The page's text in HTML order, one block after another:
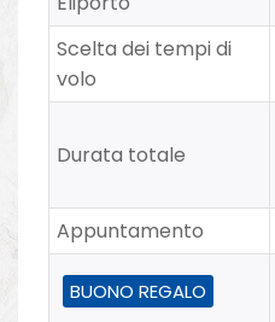
Scelta dei tempi di
volo
Durata totale
Appuntamento
BUONO REGALO